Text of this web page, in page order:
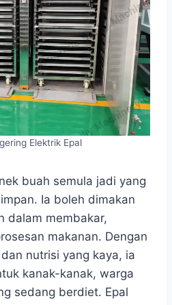
Elektrik Epal
buah semula jadi yang
Ia boleh dimakan
dalam membakar,
makanan. Dengan
nutrisi yang kaya, ia
kanak-kanak, warga
sedang berdiet. Epal